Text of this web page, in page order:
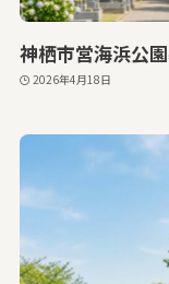
神栖市営海浜公
2026年4月18日